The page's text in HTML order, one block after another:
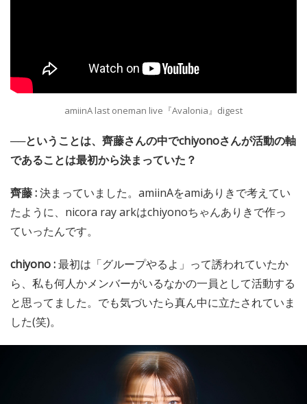
amiinA last oneman live『Avalonia』digest
──ということは、齊藤さんの中でchiyonoさんが活動の軸
であることは最初から決まっていた？
齊藤 :決まっていました。amiinAをamiありきで考えてい
たように、nicora ray arkはchiyonoちゃんありきで作っ
ていったんです。
chiyono :最初は「グループやるよ」って誘われていたか
ら、私も何人かメンバーがいるなかの一員として活動する
と思ってました。でも気づいたら真ん中に立たされていま
した(笑)。